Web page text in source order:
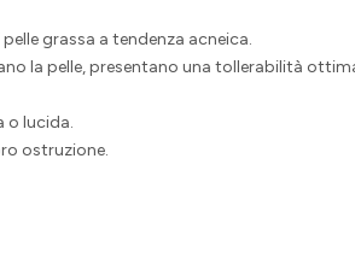
grassa a tendenza acneica.
la pelle, presentano una tollerabilità
o lucida.
ostruzione.